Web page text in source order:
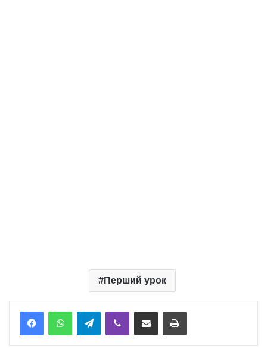
Перший урок
TelegramViber Надіслати електронною поштоюНадрукувати